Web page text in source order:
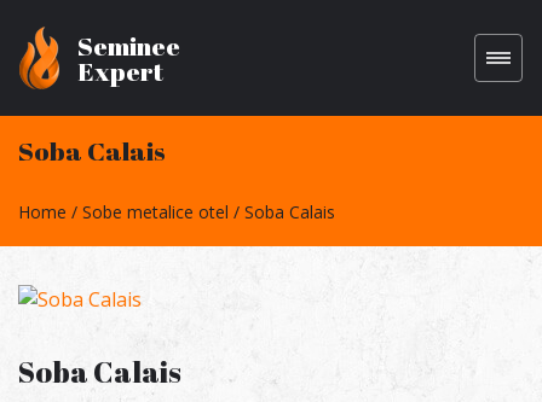
Seminee
Expert
Soba Calais
Home Sobe metalice otel Soba Calais
Soba Calais